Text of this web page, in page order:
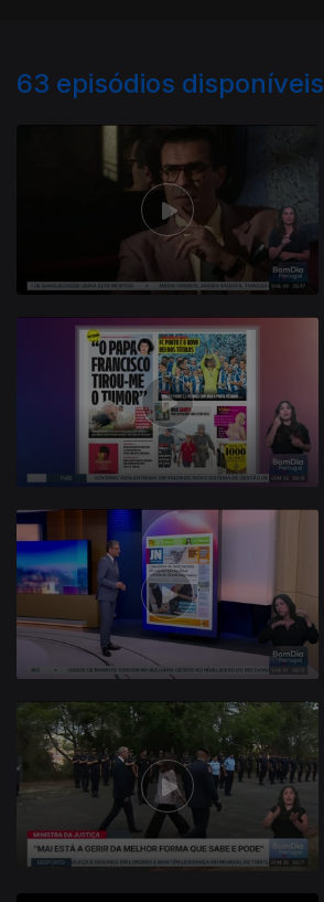
63 episódios disponíveis